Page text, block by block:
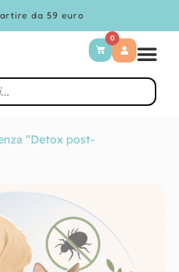
da 59 euro
0
“Detox post-